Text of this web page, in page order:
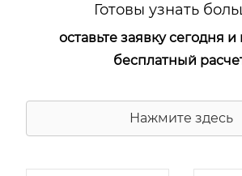
Готовы узнать
оставьте заявку сегодня
бесплатный
Нажмите здесь